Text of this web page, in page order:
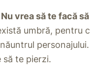
Nu vrea să te facă
umbră, pentru
să te pierzi.